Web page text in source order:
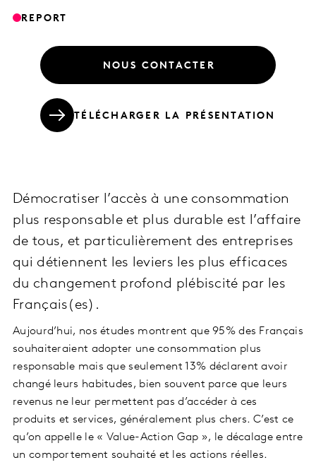
REPORT
NOUS CONTACTER
TÉLÉCHARGER LA PRÉSENTATION
Démocratiser l’accès à une consommation
plus responsable et plus durable est l’affaire
de tous, et particulièrement des entreprises
qui détiennent les leviers les plus efficaces
du changement profond plébiscité par les
Français(es).
Aujourd’hui, nos études montrent que 95% des Français
souhaiteraient adopter une consommation plus
responsable mais que seulement 13% déclarent avoir
changé leurs habitudes, bien souvent parce que leurs
revenus ne leur permettent pas d’accéder à ces
produits et services, généralement plus chers. C’est ce
qu’on appelle le « Value-Action Gap », le décalage entre
un comportement souhaité et les actions réelles.